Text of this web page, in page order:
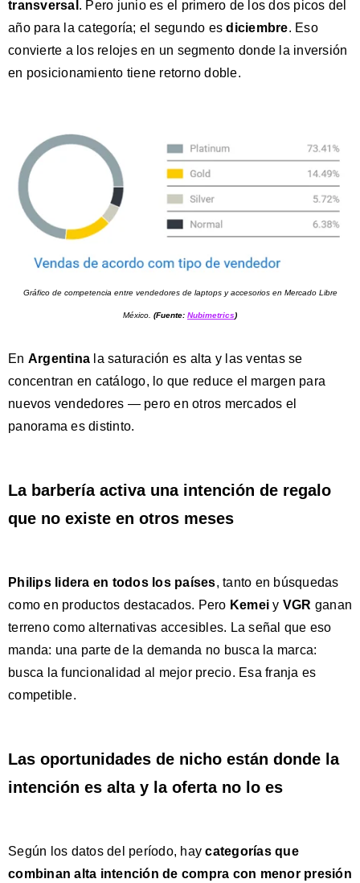
transversal . Pero junio es el primero de los dos picos del
año para la categoría; el segundo esdiciembre. Eso
convierte a los relojes en un segmento donde la inversión
en posicionamiento tiene retorno doble.
Gráfico de competencia entre vendedores de laptops y accesorios en Mercado Libre
México. (Fuente: Nubimetrics)
En Argentina la saturación es alta y las ventas se
concentran en catálogo, lo que reduce el margen para
nuevos vendedores — pero en otros mercados el
panorama es distinto.
La barbería activa una intención de regalo
que no existe en otros meses
Philips lidera en todos los países, tanto en búsquedas
como en productos destacados. Pero Kemeiy VGR ganan
terreno como alternativas accesibles. La señal que eso
manda: una parte de la demanda no busca la marca:
busca la funcionalidad al mejor precio. Esa franja es
competible.
Las oportunidades de nicho están donde la
intención es alta y la oferta no lo es
Según los datos del período, haycategorías que
combinan alta intención de compra con menor presión